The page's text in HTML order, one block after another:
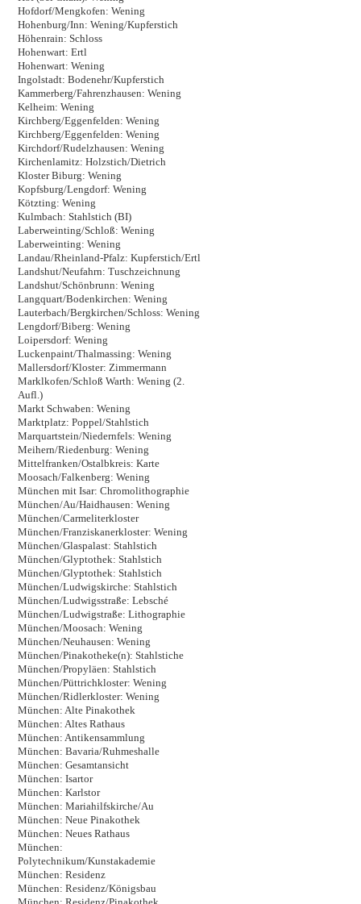
Hofdorf/Mengkofen: Wening
Hohenburg/Inn: Wening/Kupferstich
Höhenrain: Schloss
Hohenwart: Ertl
Hohenwart: Wening
Ingolstadt: Bodenehr/Kupferstich
Kammerberg/Fahrenzhausen: Wening
Kelheim: Wening
Kirchberg/Eggenfelden: Wening
Kirchberg/Eggenfelden: Wening
Kirchdorf/Rudelzhausen: Wening
Kirchenlamitz: Holzstich/Dietrich
Kloster Biburg: Wening
Kopfsburg/Lengdorf: Wening
Kötzting: Wening
Kulmbach: Stahlstich (BI)
Laberweinting/Schloß: Wening
Laberweinting: Wening
Landau/Rheinland-Pfalz: Kupferstich/Ertl
Landshut/Neufahrn: Tuschzeichnung
Landshut/Schönbrunn: Wening
Langquart/Bodenkirchen: Wening
Lauterbach/Bergkirchen/Schloss: Wening
Lengdorf/Biberg: Wening
Loipersdorf: Wening
Luckenpaint/Thalmassing: Wening
Mallersdorf/Kloster: Zimmermann
Marklkofen/Schloß Warth: Wening (2.
Aufl.)
Markt Schwaben: Wening
Marktplatz: Poppel/Stahlstich
Marquartstein/Niedernfels: Wening
Meihern/Riedenburg: Wening
Mittelfranken/Ostalbkreis: Karte
Moosach/Falkenberg: Wening
München mit Isar: Chromolithographie
München/Au/Haidhausen: Wening
München/Carmeliterkloster
München/Franziskanerkloster: Wening
München/Glaspalast: Stahlstich
München/Glyptothek: Stahlstich
München/Glyptothek: Stahlstich
München/Ludwigskirche: Stahlstich
München/Ludwigsstraße: Lebsché
München/Ludwigstraße: Lithographie
München/Moosach: Wening
München/Neuhausen: Wening
München/Pinakotheke(n): Stahlstiche
München/Propyläen: Stahlstich
München/Püttrichkloster: Wening
München/Ridlerkloster: Wening
München: Alte Pinakothek
München: Altes Rathaus
München: Antikensammlung
München: Bavaria/Ruhmeshalle
München: Gesamtansicht
München: Isartor
München: Karlstor
München: Mariahilfskirche/Au
München: Neue Pinakothek
München: Neues Rathaus
München:
Polytechnikum/Kunstakademie
München: Residenz
München: Residenz/Königsbau